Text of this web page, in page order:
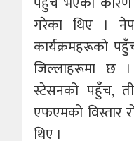
गरेका थिए ।
कार्यक्रमहरूको
जिल्लाहरूमा छ
स्टेसनको पहुँच,
एफएमको विस्तार
थिए ।